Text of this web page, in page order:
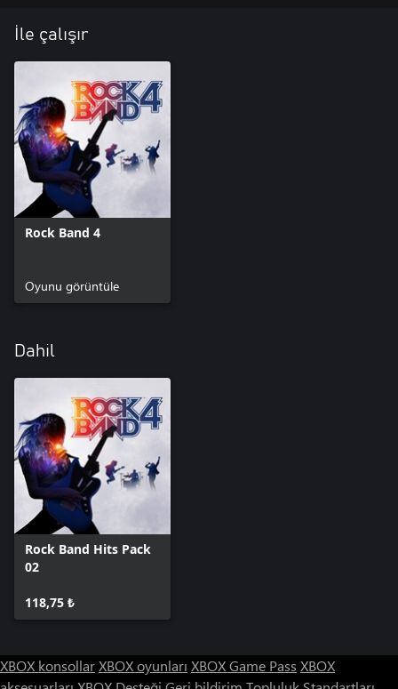
İle çalışır
Rock Band 4
Oyunu görüntüle
Dahil
Rock Band Hits Pack
02
118,75 ₺
XBOX konsollarXBOX oyunları XBOX Game Pass XBOX